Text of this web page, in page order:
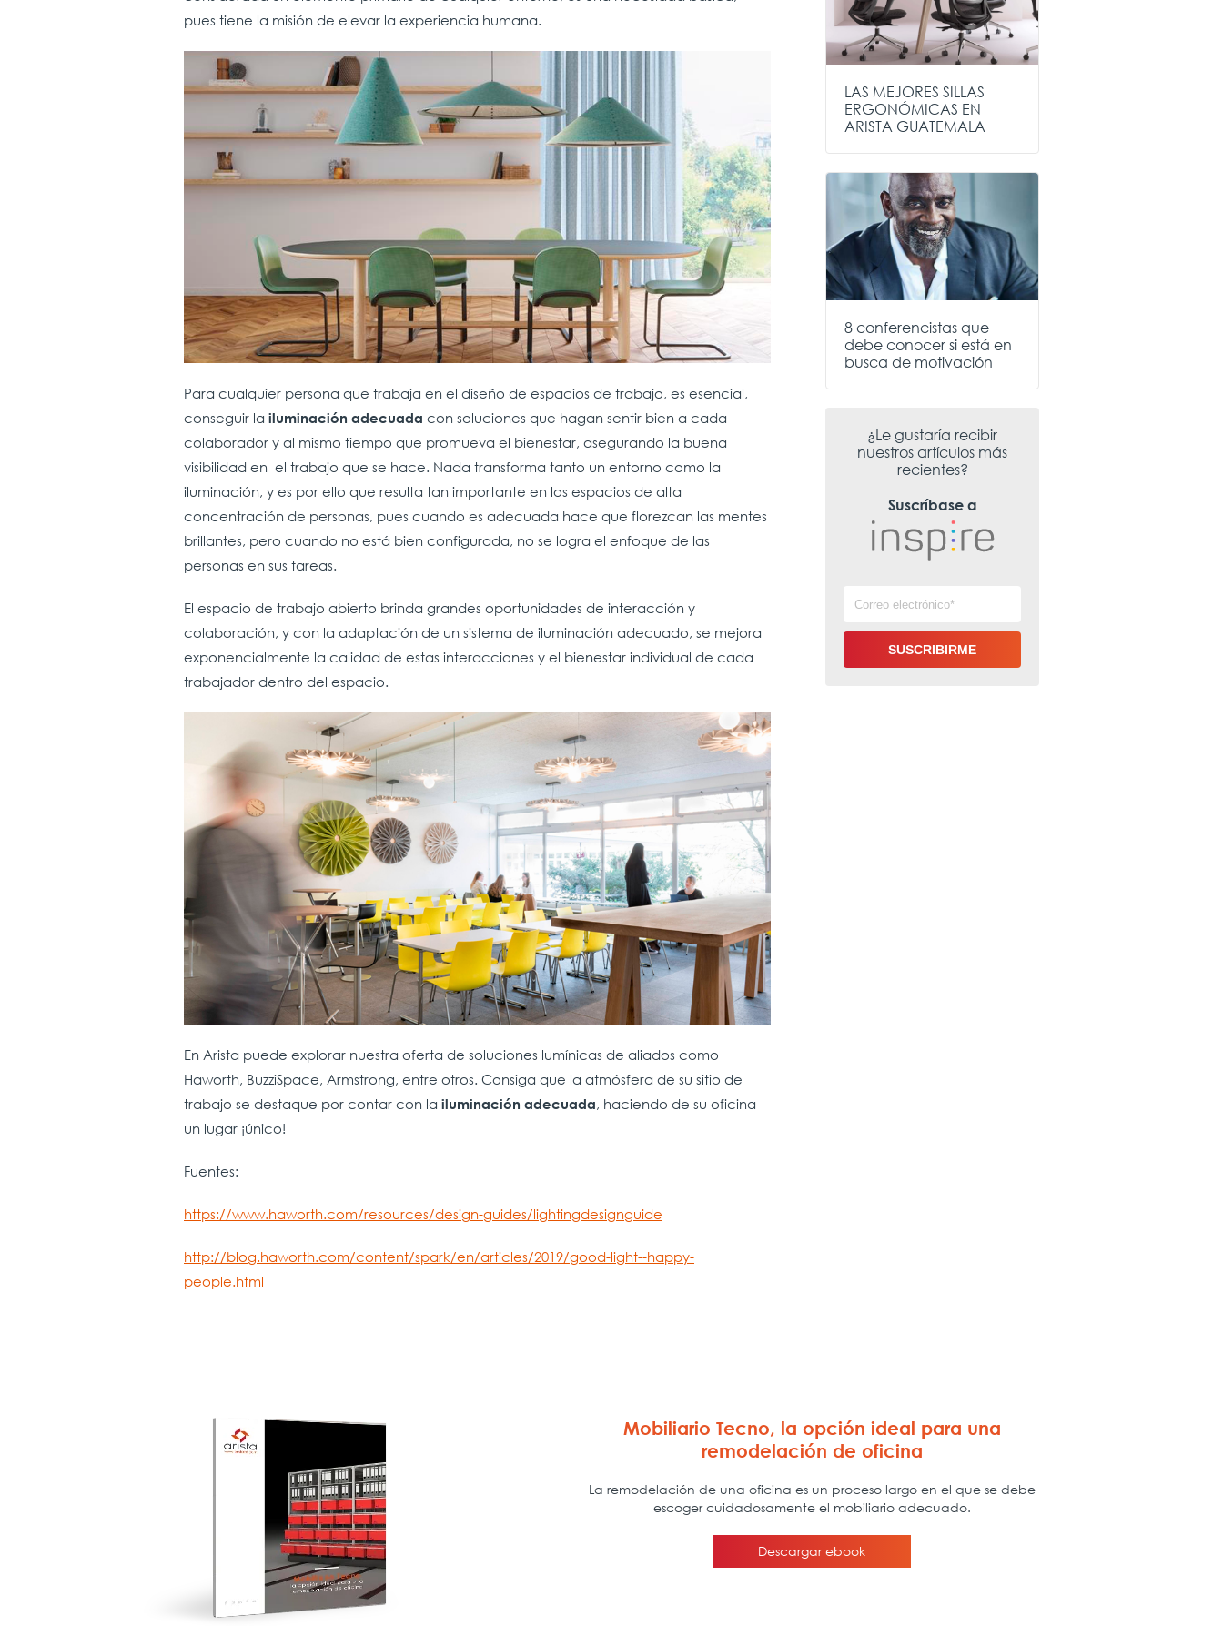
pues tiene la misión de elevar la experiencia humana.
Para cualquier persona que trabaja en el diseño de espacios de trabajo, es esencial,
conseguir la iluminación adecuada con soluciones que hagan sentir bien a cada
colaborador y al mismo tiempo que promueva el bienestar, asegurando la buena
visibilidad en el trabajo que se hace. Nada transforma tanto un entorno como la
iluminación, y es por ello que resulta tan importante en los espacios de alta
concentración de personas, pues cuando es adecuada hace que florezcan las mentes
brillantes, pero cuando no está bien configurada, no se logra el enfoque de las
personas en sus tareas.
El espacio de trabajo abierto brinda grandes oportunidades de interacción y
colaboración, y con la adaptación de un sistema de iluminación adecuado, se mejora
exponencialmente la calidad de estas interacciones y el bienestar individual de cada
trabajador dentro del espacio.
En Arista puede explorar nuestra oferta de soluciones lumínicas de aliados como
Haworth, BuzziSpace, Armstrong, entre otros. Consiga que la atmósfera de su sitio de
trabajo se destaque por contar con la iluminación adecuada, haciendo de su oficina
un lugar ¡único!
Fuentes:
https://www.haworth.com/resources/design-guides/lightingdesignguide
http://blog.haworth.com/content/spark/en/articles/2019/good-light--happy-
people.html
LAS MEJORES SILLAS
ERGONÓMICAS EN
ARISTA GUATEMALA
8 conferencistas que
debe conocer si está en
busca de motivación
¿Le gustaría recibir
nuestros artículos más
recientes?
Suscríbase a